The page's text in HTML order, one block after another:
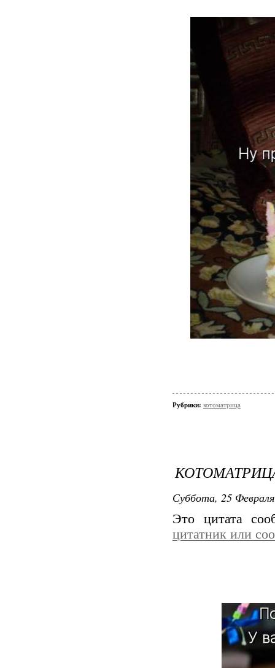
Рубрики: котоматрица
Суббота, 25
Это цитата
цитатник или